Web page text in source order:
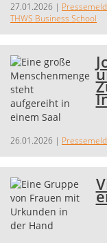
27.01.2026 |
THWS Business School
26.01.2026 |